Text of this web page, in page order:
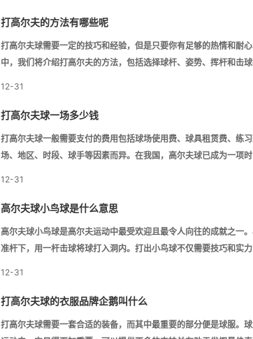
打高尔夫的方法有哪些呢
打高尔夫球需要一定的技巧和经验，但是只要你有足够的热情和耐
中，我们将介绍打高尔夫的方法，包括选择球杆、姿势、挥杆和击球
12-31
打高尔夫球一场多少钱
打高尔夫球一般需要支付的费用包括球场使用费、球具租赁费、练
场、地区、时段、球手等因素而异。在我国，高尔夫球已成为一项
12-31
高尔夫球小鸟球是什么意思
高尔夫球小鸟球是高尔夫运动中最受欢迎且最令人向往的成就之一
准杆下，用一杆击球将球打入洞内。打出小鸟球不仅需要技巧和实
12-31
打高尔夫球的衣服品牌企鹅叫什么
打高尔夫球需要一套合适的装备，而其中最重要的部分便是球服。